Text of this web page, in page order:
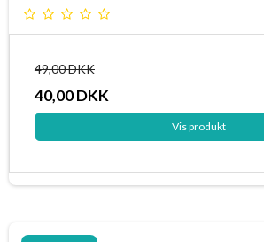
49,00 DKK
40,00 DKK
Vis produkt